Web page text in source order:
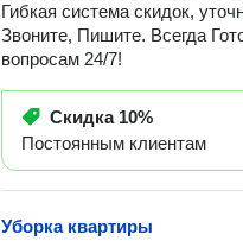
Гибкая система скидок,
Звоните, Пишите. Всегда
вопросам 24/7!
Скидка 10%
Постоянным клиентам
Уборка квартиры